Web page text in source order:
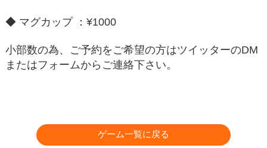
◆ マグカップ ：¥1000
小部数の為、ご予約をご希望の方はツイッターのDM
またはフォームからご連絡下さい。
ゲーム一覧に戻る